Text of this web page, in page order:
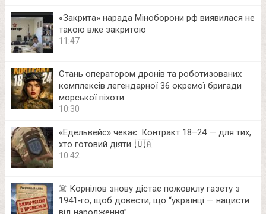
«Закрита» нарада Міноборони рф виявилася не
такою вже закритою
11:47
Стань оператором дронів та роботизованих
комплексів легендарної 36 окремої бригади
морської піхоти
10:30
«Едельвейс» чекає. Контракт 18–24 — для тих,
хто готовий діяти. 🇺🇦
10:42
☠️ Корнілов знову дістає пожовклу газету з
1941‑го, щоб довести, що “українці — нацисти